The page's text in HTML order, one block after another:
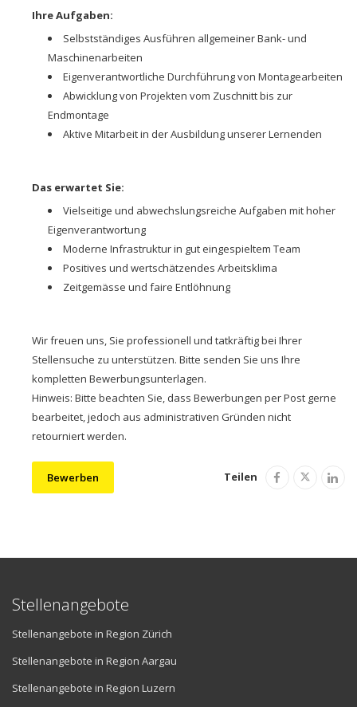
Ihre Aufgaben:
Selbstständiges Ausführen allgemeiner Bank- und
Maschinenarbeiten
Eigenverantwortliche Durchführung von Montagearbeiten
Abwicklung von Projekten vom Zuschnitt bis zur
Endmontage
Aktive Mitarbeit in der Ausbildung unserer Lernenden
Das erwartet Sie:
Vielseitige und abwechslungsreiche Aufgaben mit hoher
Eigenverantwortung
Moderne Infrastruktur in gut eingespieltem Team
Positives und wertschätzendes Arbeitsklima
Zeitgemässe und faire Entlöhnung
Wir freuen uns, Sie professionell und tatkräftig bei Ihrer
Stellensuche zu unterstützen. Bitte senden Sie uns Ihre
kompletten Bewerbungsunterlagen.
Hinweis: Bitte beachten Sie, dass Bewerbungen per Post gerne
bearbeitet, jedoch aus administrativen Gründen nicht
retourniert werden.
Bewerben Teilen
Stellenangebote
Stellenangebote in Region Zürich
Stellenangebote in Region Aargau
Stellenangebote in Region Luzern